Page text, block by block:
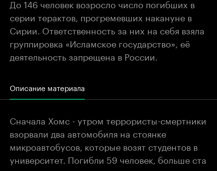
До 146 человек возросло число погибших в
серии терактов, прогремевших накануне в
Сирии. Ответственность за них на себя взяла
группировка «Исламское государство», её
деятельность запрещена в России.
Описание материала
Сначала Хомс - утром террористы-смертники
взорвали два автомобиля на стоянке
микроавтобусов, которые возят студентов в
университет. Погибли 59 человек, больше ста